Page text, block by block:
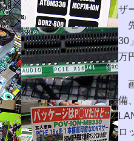
ザ
30
万
備
ロ